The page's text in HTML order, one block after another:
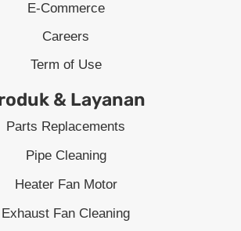
E-Commerce
Careers
Term of Use
& Layanan
Parts Replacements
Pipe Cleaning
Heater Fan Motor
Exhaust Fan Cleaning